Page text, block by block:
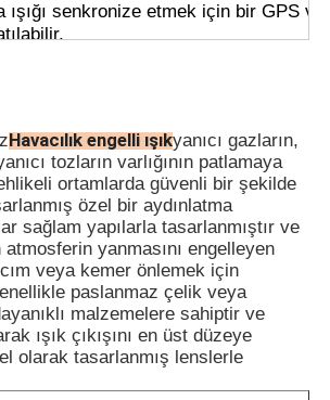
ışığı senkronize etmek için bir GPS
üzerine mevcuttur; sipariş verirken
çelik boru hem de kablo kabloları için
ve Gaz Platformları
İşleme Tesisleri
Silosları ve Un Fırınları
dışı sondaj platformları
İstasyonları
Madenleri ve Tünel Altyapısı
Depolama Depoları
1 ve Bölge 2
sıcaklık grupları için
Havacılık engelli ışıkyanıcı gazların,
tozların varlığının patlamaya
ortamlarda güvenli bir şekilde
özel bir aydınlatma
sağlam yapılarla tasarlanmıştır ve
yanmasını engelleyen
veya kemer önlemek için
paslanmaz çelik veya
malzemelere sahiptir ve
ışık çıkışını en üst düzeye
olarak tasarlanmış lenslerle